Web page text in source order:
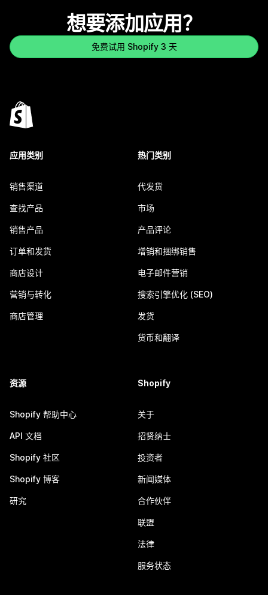
想要添加应用？
免费试用 Shopify 3 天
应用类别
销售渠道
查找产品
销售产品
订单和发货
商店设计
营销与转化
商店管理
热门类别
代发货
市场
产品评论
增销和捆绑销售
电子邮件营销
搜索引擎优化 (SEO)
发货
货币和翻译
资源
Shopify 帮助中心
API 文档
Shopify 社区
Shopify 博客
研究
Shopify
关于
招贤纳士
投资者
新闻媒体
合作伙伴
联盟
法律
服务状态